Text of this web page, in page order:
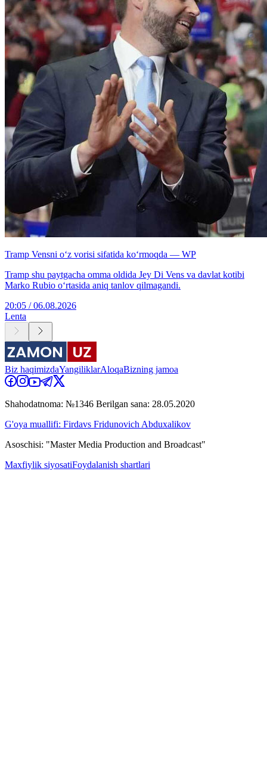
Tramp Vensni o‘z vorisi sifatida ko‘rmoqda — WP
Tramp shu paytgacha omma oldida Jey Di Vens va davlat kotibi
Marko Rubio o‘rtasida aniq tanlov qilmagandi.
20:05 / 06.08.2026
Lenta
Biz haqimizdaYangiliklarAloqaBizning jamoa
Shahodatnoma: №1346 Berilgan sana: 28.05.2020
G'oya muallifi: Firdavs Fridunovich Abduxalikov
Asoschisi: "Master Media Production and Broadcast"
Maxfiylik siyosatiFoydalanish shartlari